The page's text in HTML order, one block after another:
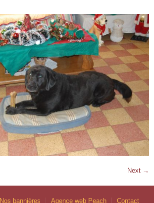
Next →
Nos bannières Agence web Peach Contact